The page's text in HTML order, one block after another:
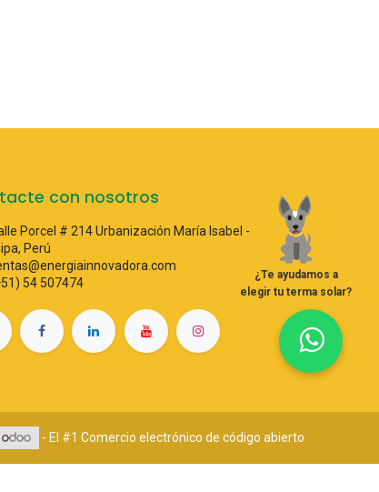
con nosotros
Porcel # 214 Urbanización María Isabel -
Perú
54 507474
- El #1 Comercio electrónico de código abierto
¿Te ayudamos a
elegir tu terma solar?